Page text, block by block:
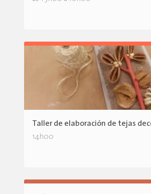
Taller de elaboración de tejas
14h00